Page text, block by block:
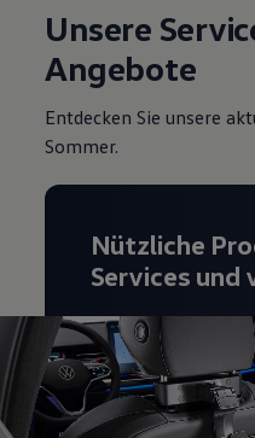
Volkswagen
Pannen- und
Volkswagen
Unsere
Angebote
Entdecken Sie unsere
Sommer.
Nützliche
Services und